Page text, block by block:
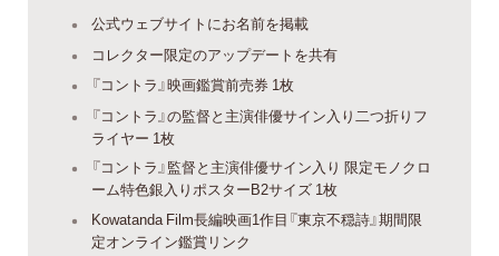
公式ウェブサイトにお名前を掲載
コレクター限定のアップデートを共有
『コントラ』映画鑑賞前売券 1枚
『コントラ』の監督と主演俳優サイン入り二つ折りフ
ライヤー 1枚
『コントラ』監督と主演俳優サイン入り 限定モノクロ
ーム特色銀入りポスターB2サイズ 1枚
Kowatanda Film長編映画1作目『東京不穏詩』期間限
定オンライン鑑賞リンク